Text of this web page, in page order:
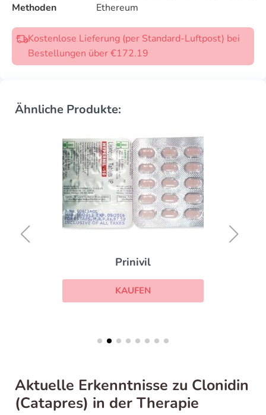
Methoden
Ethereum
Kostenlose Lieferung (per Standard-Luftpost) bei
Bestellungen über €172.19
Ähnliche Produkte:
Prinivil
KAUFEN
Aktuelle Erkenntnisse zu Clonidin
(Catapres) in der Therapie